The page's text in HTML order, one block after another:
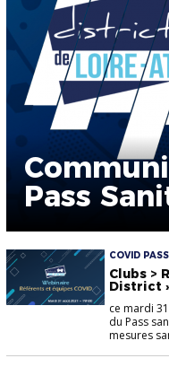
Pass
ans et 2
COVID
Clubs >
District
ce mardi
du Pass
mesures